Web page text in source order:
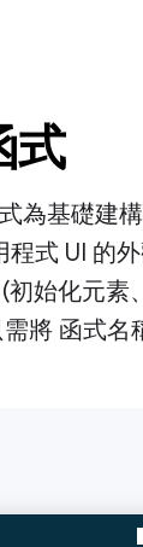
式
為基礎建
式 UI 的
始化元素
將 函式名